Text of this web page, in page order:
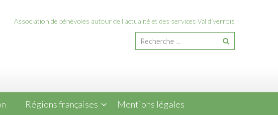
Association de bénévoles autour de l'actualité et des services Val d'yerrois
Régions françaises Mentions légales